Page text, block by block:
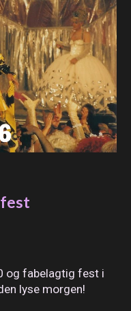
og fabelagtig fest i
lyse morgen!